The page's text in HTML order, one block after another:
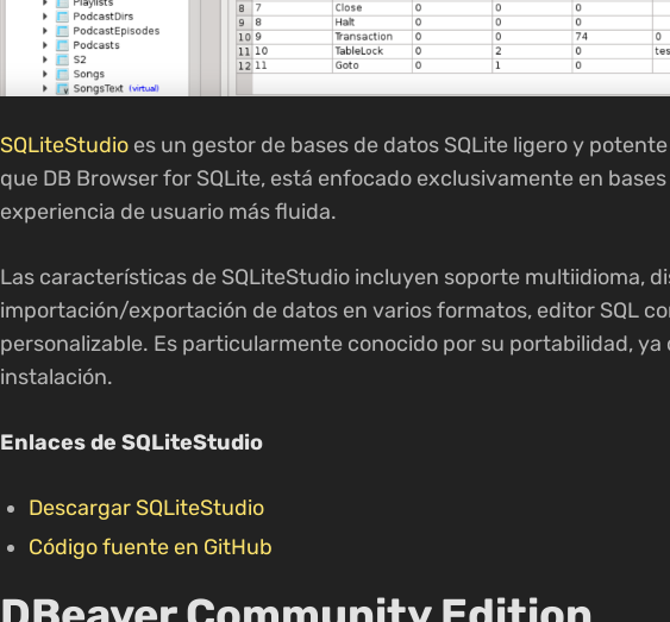
SQLiteStudio es un gestor de bases de datos SQLite ligero y
que DB Browser for SQLite, está enfocado exclusivamente en
experiencia de usuario más fluida.
Las características de SQLiteStudio incluyen soporte multiidioma,
importación/exportación de datos en varios formatos, editor SQL
personalizable. Es particularmente conocido por su portabilidad,
instalación.
Enlaces de SQLiteStudio
Descargar SQLiteStudio
Código fuente en GitHub